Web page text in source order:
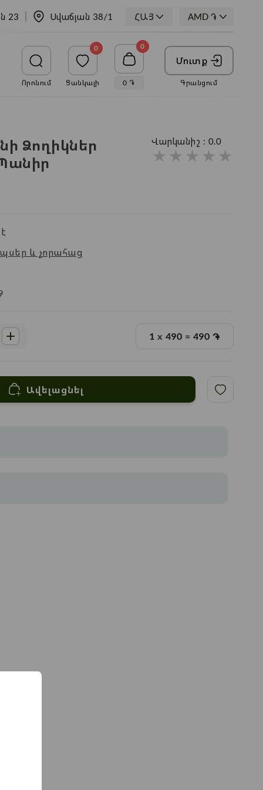
23 Սվաճյան 38/1 ՀԱՅ
Որոնում
0
Ցանկալի
0
0 ֏
Մուտք
Գրանցում
Ձողիկներ
Պանիր
Վարկանիշ : 0.0
★
★
★
★
★
և չորահաց
1 x 490 = 490 ֏
Ավելացնել